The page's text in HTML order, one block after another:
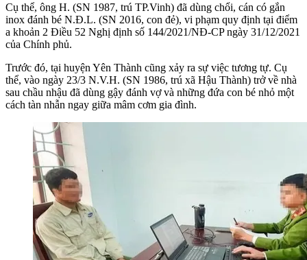
Cụ thể, ông H. (SN 1987, trú TP.Vinh) đã dùng chổi, cán có gắn
inox đánh bé N.Đ.L. (SN 2016, con đẻ), vi phạm quy định tại điểm
a khoản 2 Điều 52 Nghị định số 144/2021/NĐ-CP ngày 31/12/2021
của Chính phủ.
Trước đó, tại huyện Yên Thành cũng xảy ra sự việc tương tự. Cụ
thể, vào ngày 23/3 N.V.H. (SN 1986, trú xã Hậu Thành) trở về nhà
sau chầu nhậu đã dùng gậy đánh vợ và những đứa con bé nhỏ một
cách tàn nhẫn ngay giữa mâm cơm gia đình.